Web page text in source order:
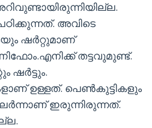
അവിടെ
ഷർറ്റുമാണ്
തട്ടവുമുണ്ട്.
ഷർട്ടും.
ഉള്ളത്. പെൺകുട്ടികളും
ഇരുന്നിരുന്നത്.